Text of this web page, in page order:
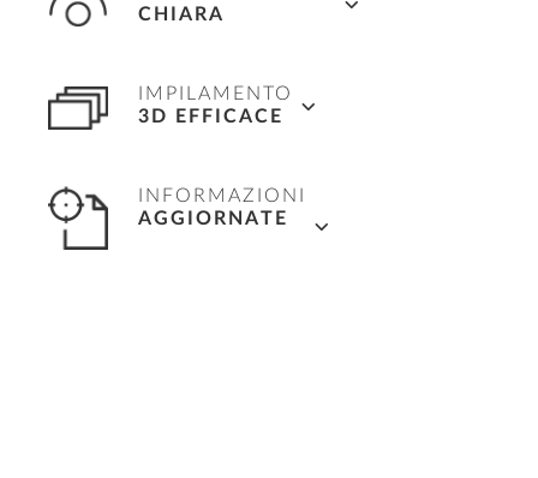
CHIARA
con una efficace visualizzazione 3D del
IMPILAMENTO
3D EFFICACE
trasporto con un chiaro impilamento 3D.
INFORMAZIONI
AGGIORNATE